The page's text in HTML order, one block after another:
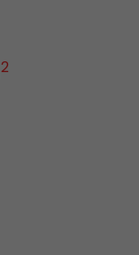
2